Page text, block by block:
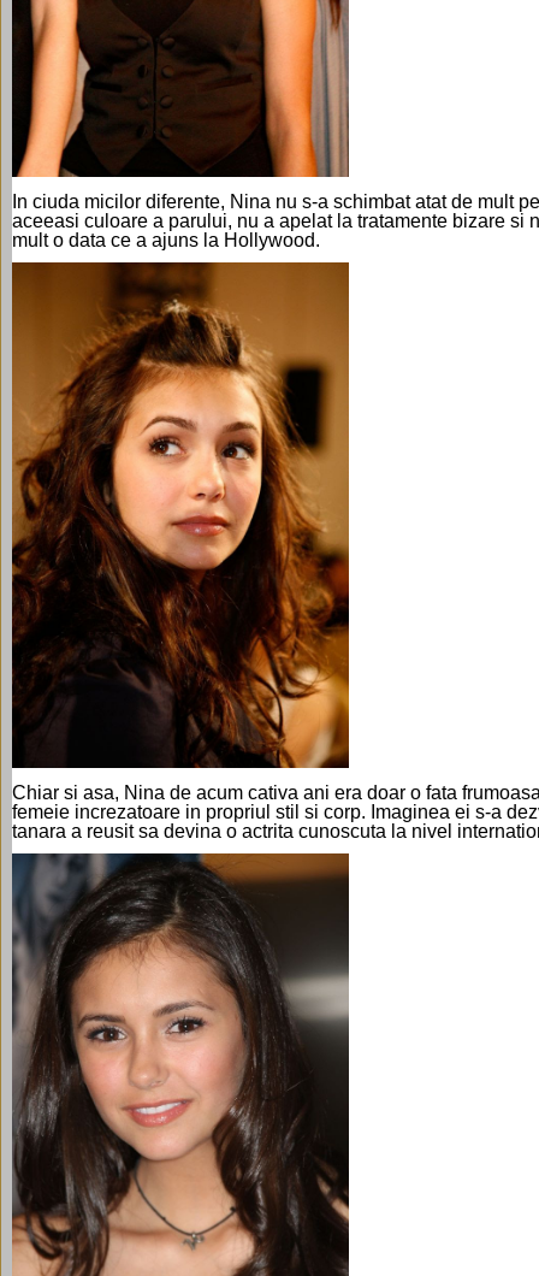
In ciuda micilor diferente, Nina nu s-a schimbat atat de mult
aceeasi culoare a parului, nu a apelat la tratamente bizare si
mult o data ce a ajuns la Hollywood.
Chiar si asa, Nina de acum cativa ani era doar o fata
femeie increzatoare in propriul stil si corp. Imaginea ei s-a
tanara a reusit sa devina o actrita cunoscuta la nivel